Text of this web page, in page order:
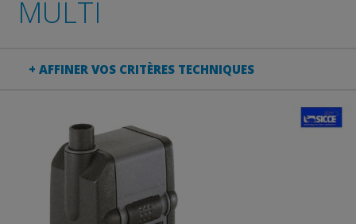
MULTI
+ AFFINER VOS CRITÈRES TECHNIQUES